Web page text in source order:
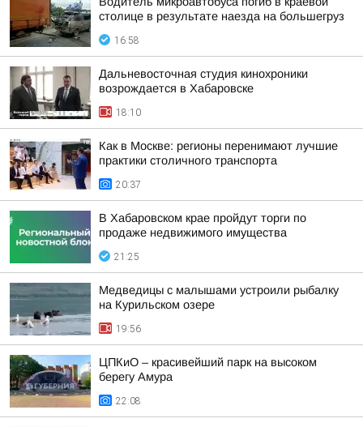
столице в результате наезда на большегруз
16:58
Дальневосточная студия кинохроники
возрождается в Хабаровске
18:10
Как в Москве: регионы перенимают лучшие
практики столичного транспорта
20:37
В Хабаровском крае пройдут торги по
продаже недвижимого имущества
21:25
Медведицы с малышами устроили рыбалку
на Курильском озере
19:56
ЦПКиО – красивейший парк на высоком
берегу Амура
22:08